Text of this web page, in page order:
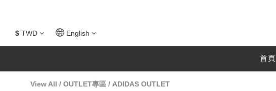
$ TWD English
首頁
View All / OUTLET專區 / ADIDAS OUTLET